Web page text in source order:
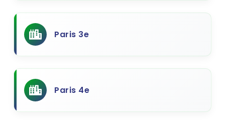
Paris 3e
Paris 4e